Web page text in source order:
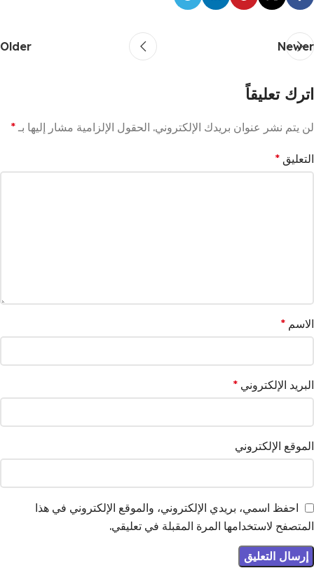
Newer
Older
اترك تعليقاً
لن يتم نشر عنوان بريدك الإلكتروني. الحقول الإلزامية مشار إليها بـ *
التعليق *
الاسم *
البريد الإلكتروني *
الموقع الإلكتروني
احفظ اسمي، بريدي الإلكتروني، والموقع الإلكتروني في هذا
المتصفح لاستخدامها المرة المقبلة في تعليقي.